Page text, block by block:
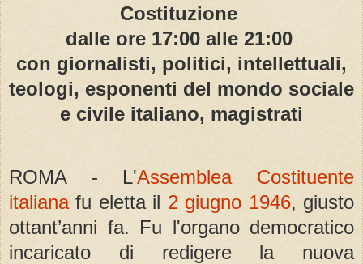
Costituzione
dalle ore 17:00 alle 21:00
con giornalisti, politici, intellettuali,
teologi, esponenti del mondo sociale
e civile italiano, magistrati
ROMA - L'Assemblea Costituente
italianafu eletta il 2 giugno 1946, giusto
ottant’anni fa. Fu l'organo democratico
incaricato di redigere la nuova